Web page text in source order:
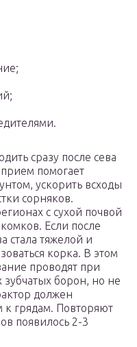
сразу после сева
помогает
ускорить всходы
сорняков.
с сухой почвой
Если после
стала тяжелой и
корка. В этом
проводят при
борон, но не
должен
к грядам. Повторяют
появилось 2-3